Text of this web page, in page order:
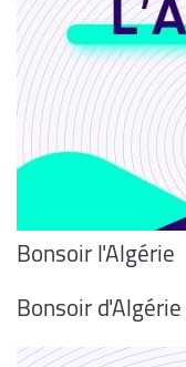
Bonsoir l'Algérie
Bonsoir